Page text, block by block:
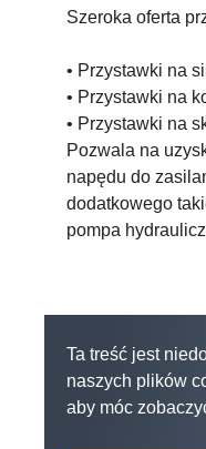
Szeroka oferta
• Przystawki na
• Przystawki na
• Przystawki na
Pozwala na
napędu do
dodatkowego
pompa
Ta treść jest
naszych plików
aby móc